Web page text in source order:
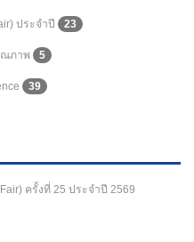
ประจำปี 23
ณภาพ 5
39
ครั้งที่ 25 ประจำปี 2569